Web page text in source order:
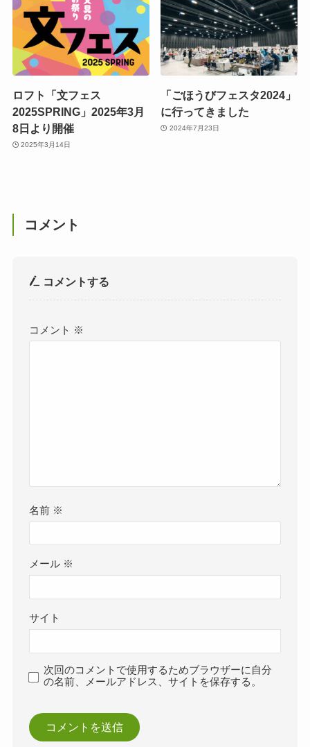
ロフト「文フェス
2025SPRING」2025年3月
8日より開催
2025年3月14日
「ごほうびフェスタ2024」
に行ってきました
2024年7月23日
コメント
コメントする
コメント ※
名前 ※
メール ※
サイト
次回のコメントで使用するためブラウザーに自分
の名前、メールアドレス、サイトを保存する。